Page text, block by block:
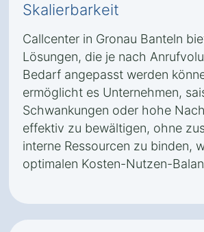
Skalierbarkeit
Callcenter in Gronau Banteln
Lösungen, die je nach
Bedarf angepasst werden
ermöglicht es Unternehmen,
Schwankungen oder hohe
effektiv zu bewältigen, ohne
interne Ressourcen zu binden,
optimalen Kosten-Nutzen-